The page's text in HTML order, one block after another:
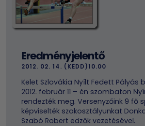
Eredményjelentő
2012. 02. 14. (KEDD)10.00
Kelet Szlovákia Nyílt Fedett Pályás
2012. február 11 – én szombaton
rendezték meg. Versenyzőink 9 fő
képviselték szakosztályunkat
Szabó Robert edzők vezetésével.